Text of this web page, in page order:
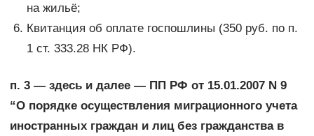
на жильё;
Квитанция об оплате госпошлины (350 руб. по п.
1 ст. 333.28 НК РФ).
п. 3 — здесь и далее — ПП РФ от 15.01.2007 N 9
“О порядке осуществления миграционного учета
иностранных граждан и лиц без гражданства в